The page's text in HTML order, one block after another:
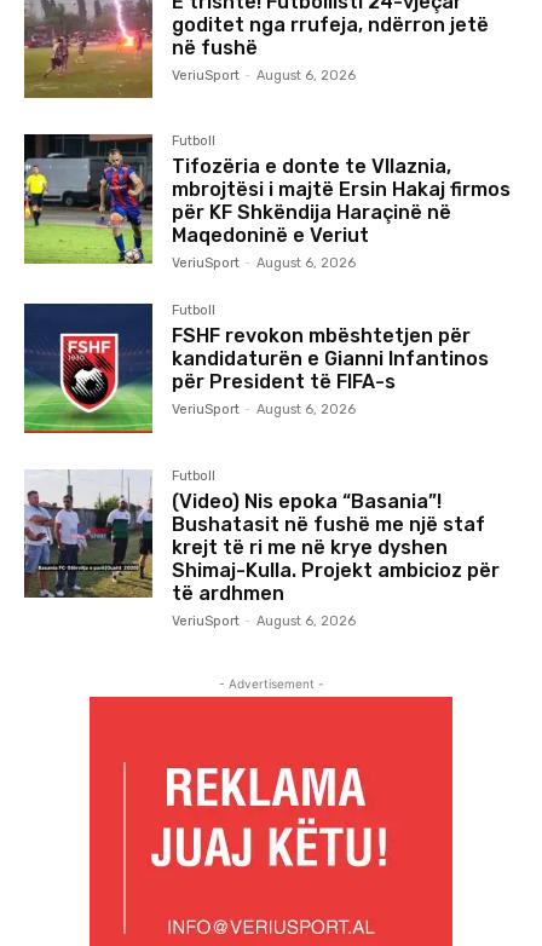
goditet nga rrufeja, ndërron jetë
në fushë
VeriuSport - August 6, 2026
Futboll
Tifozëria e donte te Vllaznia,
mbrojtësi i majtë Ersin Hakaj firmos
për KF Shkëndija Haraçinë në
Maqedoninë e Veriut
VeriuSport - August 6, 2026
Futboll
FSHF revokon mbështetjen për
kandidaturën e Gianni Infantinos
për President të FIFA-s
VeriuSport - August 6, 2026
Futboll
(Video) Nis epoka “Basania”!
Bushatasit në fushë me një staf
krejt të ri me në krye dyshen
Shimaj-Kulla. Projekt ambicioz për
të ardhmen
VeriuSport - August 6, 2026
- Advertisement -